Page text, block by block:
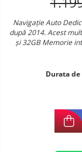
Telefoane mobile
Telefoane mobile
Telefoane mobile
Telefoane mobile
Telefoane mobile
Telefoane mobile
Telefoane mobile
Navigație Auto
după 2014. Acest
şi 32GB Memorie
Durata